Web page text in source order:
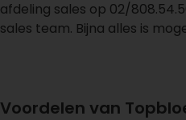
afdeling sales op 02/
sales team. Bijna alles is
Voordelen van